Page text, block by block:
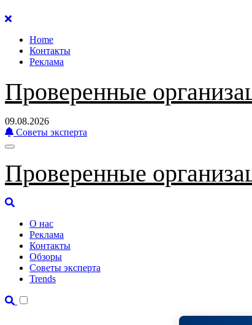
Перейти
содержанию
Home
Контакты
Реклама
Проверенные
09.08.2026
Советы эксперта
Проверенные
О нас
Реклама
Контакты
Обзоры
Советы эксперта
Trends